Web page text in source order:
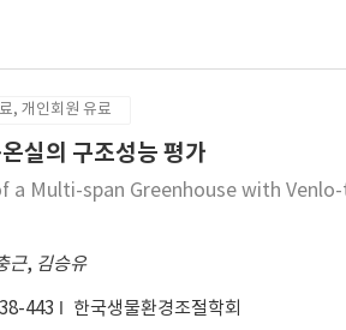
과 엽폭을 제외하고는 조사 종 료일까지 유
확량의 차이가 미미한 것으로 판단하였다.
, 위치 및 지붕 경사도 등에 따른 온실 내 광
, 개인회원 유료
실의 구조성능 평가
a Multi-span Greenhouse with
근, 김승유
443 한국생물환경조절학회